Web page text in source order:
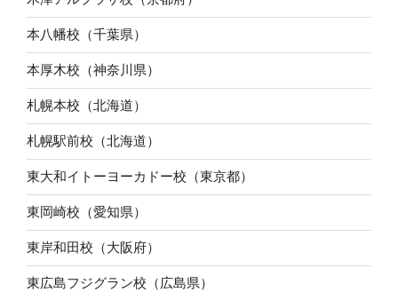
本八幡校（千葉県）
本厚木校（神奈川県）
札幌本校（北海道）
札幌駅前校（北海道）
東大和イトーヨーカドー校（東京都）
東岡崎校（愛知県）
東岸和田校（大阪府）
東広島フジグラン校（広島県）